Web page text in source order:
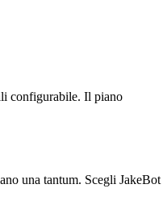
configurabile. Il piano
una tantum. Scegli JakeBot